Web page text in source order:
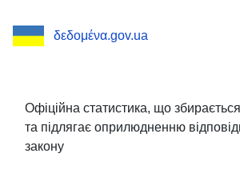
збираються
Головним
Пенсійного
δεδομένα.gov.ua
Офіційна статистика, що
та підлягає оприлюдненню
закону